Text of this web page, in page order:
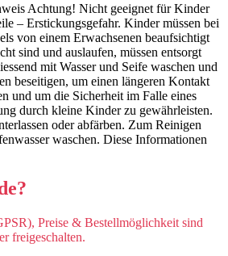
Achtung! Nicht geeignet für Kinder
– Erstickungsgefahr. Kinder müssen bei
von einem Erwachsenen beaufsichtigt
sind und auslaufen, müssen entsorgt
mit Wasser und Seife waschen und
beseitigen, um einen längeren Kontakt
und um die Sicherheit im Falle eines
durch kleine Kinder zu gewährleisten.
oder abfärben. Zum Reinigen
waschen. Diese Informationen
Preise & Bestellmöglichkeit sind
freigeschalten.